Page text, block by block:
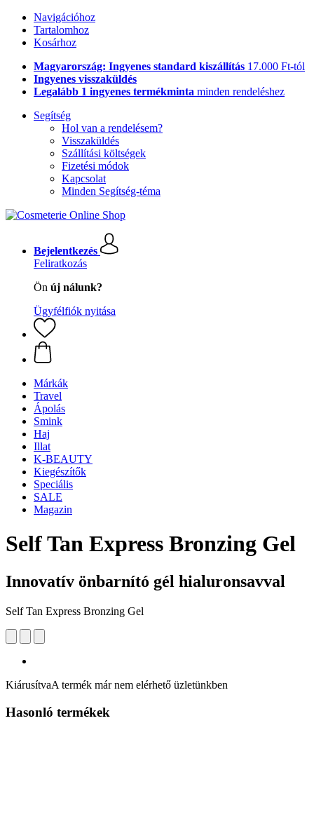
Navigációhoz
Tartalomhoz
Kosárhoz
Magyarország: Ingyenes standard kiszállítás 17.000 Ft-tól
Ingyenes visszaküldés
Legalább 1 ingyenes termékminta minden rendeléshez
Segítség
Hol van a rendelésem?
Visszaküldés
Szállítási költségek
Fizetési módok
Kapcsolat
Minden Segítség-téma
Bejelentkezés
Feliratkozás
Ön új nálunk?
Ügyfélfiók nyitása
Márkák
Travel
Ápolás
Smink
Haj
Illat
K-BEAUTY
Kiegészítők
Speciális
SALE
Magazin
Self Tan Express Bronzing Gel
Innovatív önbarnító gél hialuronsavval
Self Tan Express Bronzing Gel
KiárusítvaA termék már nem elérhető üzletünkben
Hasonló termékek